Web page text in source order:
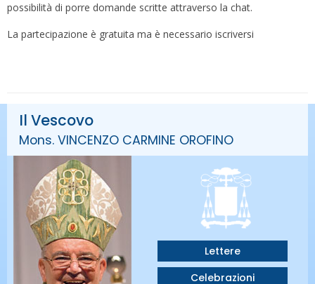
possibilità di porre domande scritte attraverso la chat.
La partecipazione è gratuita ma è necessario iscriversi
Il Vescovo
Mons. VINCENZO CARMINE OROFINO
Lettere
Celebrazioni